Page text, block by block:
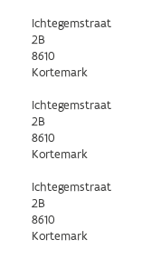
Ichtegemstraat
2B
8610
Kortemark
Ichtegemstraat
2B
8610
Kortemark
Ichtegemstraat
2B
8610
Kortemark